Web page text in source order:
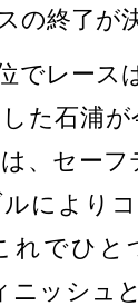
の終了が
でレース
た石浦
、セー
により
れでひと
ニッシュ